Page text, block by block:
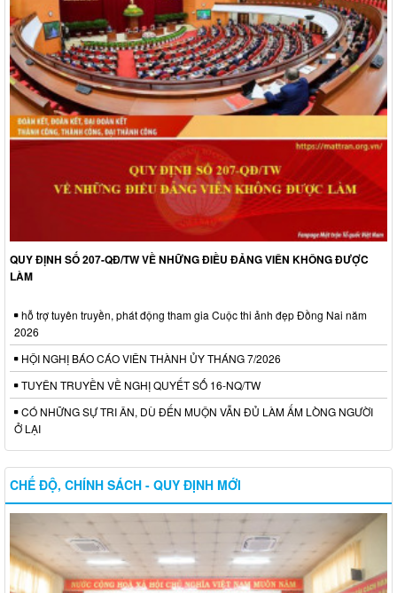
QUY ĐỊNH SỐ 207-QĐ/TW VỀ NHỮNG ĐIỀU ĐẢNG VIÊN KHÔNG ĐƯỢC
LÀM
hỗ trợ tuyên truyền, phát động tham gia Cuộc thi ảnh đẹp Đồng Nai năm
2026
HỘI NGHỊ BÁO CÁO VIÊN THÀNH ỦY THÁNG 7/2026
TUYÊN TRUYỀN VỀ NGHỊ QUYẾT SỐ 16-NQ/TW
CÓ NHỮNG SỰ TRI ÂN, DÙ ĐẾN MUỘN VẪN ĐỦ LÀM ẤM LÒNG NGƯỜI
Ở LẠI
CHẾ ĐỘ, CHÍNH SÁCH - QUY ĐỊNH MỚI